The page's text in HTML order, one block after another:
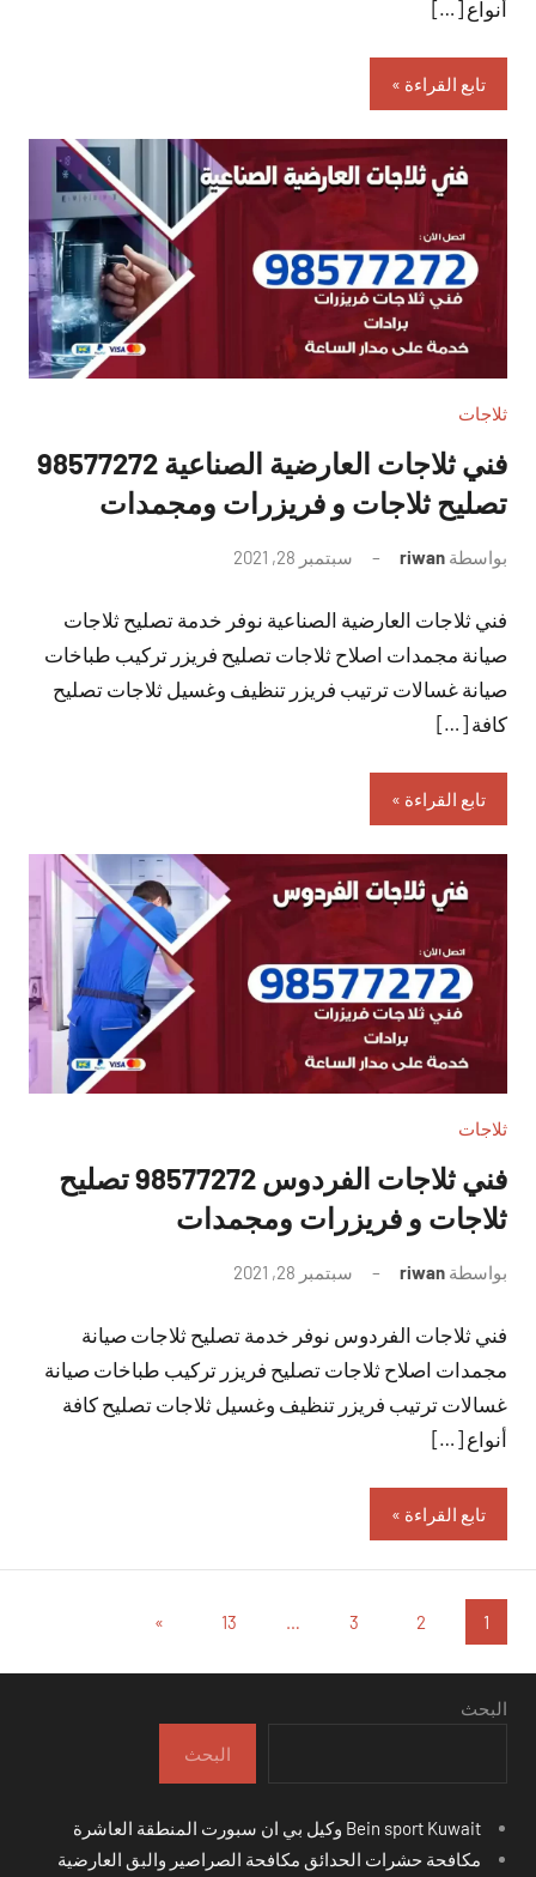
أنواع […]
تابع القراءة
ثلاجات
فني ثلاجات العارضية الصناعية 98577272
تصليح ثلاجات و فريزرات ومجمدات
بواسطة riwan سبتمبر 28, 2021
تعليقات
فني ثلاجات العارضية الصناعية نوفر خدمة تصليح ثلاجات
صيانة مجمدات اصلاح ثلاجات تصليح فريزر تركيب طباخات
صيانة غسالات ترتيب فريزر تنظيف وغسيل ثلاجات تصليح
كافة […]
تابع القراءة
ثلاجات
فني ثلاجات الفردوس 98577272 تصليح
ثلاجات و فريزرات ومجمدات
بواسطة riwan سبتمبر 28, 2021
تعليقات
فني ثلاجات الفردوس نوفر خدمة تصليح ثلاجات صيانة
مجمدات اصلاح ثلاجات تصليح فريزر تركيب طباخات صيانة
غسالات ترتيب فريزر تنظيف وغسيل ثلاجات تصليح كافة
أنواع […]
تابع القراءة
تعدد
صفحات
المقالات
1
2
3
…
13
المقالات
»
البحث
البحث
مكافحة حشرات الحدائق مكافحة الصراصير والبق العارضية